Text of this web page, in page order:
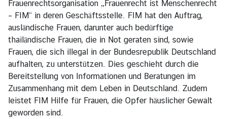
e
n
A
l
l
g
e
m
e
Frauenrechtsorganisation „Frauenrecht ist Menschenrecht
– FIM“ in deren Geschäftsstelle. FIM hat den Auftrag,
ausländische Frauen, darunter auch bedürftige
thailändische Frauen, die in Not geraten sind, sowie
Frauen, die sich illegal in der Bundesrepublik Deutschland
aufhalten, zu unterstützen. Dies geschieht durch die
Bereitstellung von Informationen und Beratungen im
Zusammenhang mit dem Leben in Deutschland. Zudem
leistet FIM Hilfe für Frauen, die Opfer häuslicher Gewalt
geworden sind.